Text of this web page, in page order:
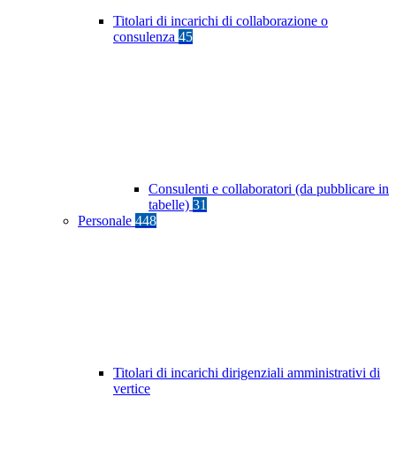
Titolari di incarichi di collaborazione o
consulenza 45
Consulenti e collaboratori (da pubblicare in
tabelle) 31
Personale 448
Titolari di incarichi dirigenziali amministrativi di
vertice